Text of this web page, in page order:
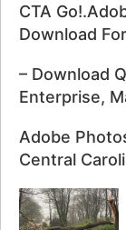
CTA
Download
– Download
Enterprise,
Adobe
Central